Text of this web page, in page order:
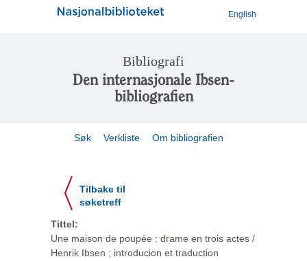
English
Bibliografi
Den internasjonale Ibsen-
bibliografien
Søk Verkliste Om bibliografien
Tilbake til
søketreff
Tittel:
Une maison de poupée : drame en trois actes /
Henrik Ibsen ; introducion et traduction